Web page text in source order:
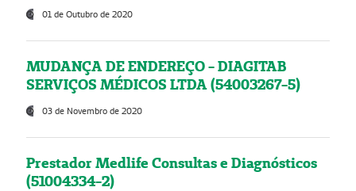
01 de Outubro de 2020
MUDANÇA DE ENDEREÇO - DIAGITAB
SERVIÇOS MÉDICOS LTDA (54003267-5)
03 de Novembro de 2020
Prestador Medlife Consultas e Diagnósticos
(51004334-2)